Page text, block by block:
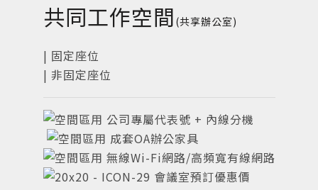
共同工作空間 (共享辦公室)
| 固定座位
| 非固定座位
公司專屬代表號 + 內線分機
成套OA辦公家具
無線Wi-Fi網路/高頻寬有線網路
會議室預訂優惠價